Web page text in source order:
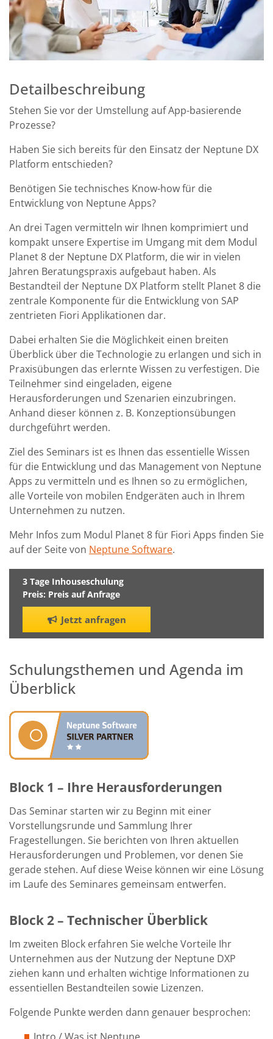
Detailbeschreibung
Stehen Sie vor der Umstellung auf App-basierende
Prozesse?
Haben Sie sich bereits für den Einsatz der Neptune DX
Platform entschieden?
Benötigen Sie technisches Know-how für die
Entwicklung von Neptune Apps?
An drei Tagen vermitteln wir Ihnen komprimiert und
kompakt unsere Expertise im Umgang mit dem Modul
Planet 8 der Neptune DX Platform, die wir in vielen
Jahren Beratungspraxis aufgebaut haben. Als
Bestandteil der Neptune DX Platform stellt Planet 8 die
zentrale Komponente für die Entwicklung von SAP
zentrieten Fiori Applikationen dar.
Dabei erhalten Sie die Möglichkeit einen breiten
Überblick über die Technologie zu erlangen und sich in
Praxisübungen das erlernte Wissen zu verfestigen. Die
Teilnehmer sind eingeladen, eigene
Herausforderungen und Szenarien einzubringen.
Anhand dieser können z. B. Konzeptionsübungen
durchgeführt werden.
Ziel des Seminars ist es Ihnen das essentielle Wissen
für die Entwicklung und das Management von Neptune
Apps zu vermitteln und es Ihnen so zu ermöglichen,
alle Vorteile von mobilen Endgeräten auch in Ihrem
Unternehmen zu nutzen.
Mehr Infos zum Modul Planet 8 für Fiori Apps finden Sie
auf der Seite von Neptune Software.
3 Tage Inhouseschulung
Preis: Preis auf Anfrage
Jetzt anfragen
Schulungsthemen und Agenda im
Überblick
Block 1 – Ihre Herausforderungen
Das Seminar starten wir zu Beginn mit einer
Vorstellungsrunde und Sammlung Ihrer
Fragestellungen. Sie berichten von Ihren aktuellen
Herausforderungen und Problemen, vor denen Sie
gerade stehen. Auf diese Weise können wir eine Lösung
im Laufe des Seminares gemeinsam entwerfen.
Block 2 – Technischer Überblick
Im zweiten Block erfahren Sie welche Vorteile Ihr
Unternehmen aus der Nutzung der Neptune DXP
ziehen kann und erhalten wichtige Informationen zu
essentiellen Bestandteilen sowie Lizenzen.
Folgende Punkte werden dann genauer besprochen: